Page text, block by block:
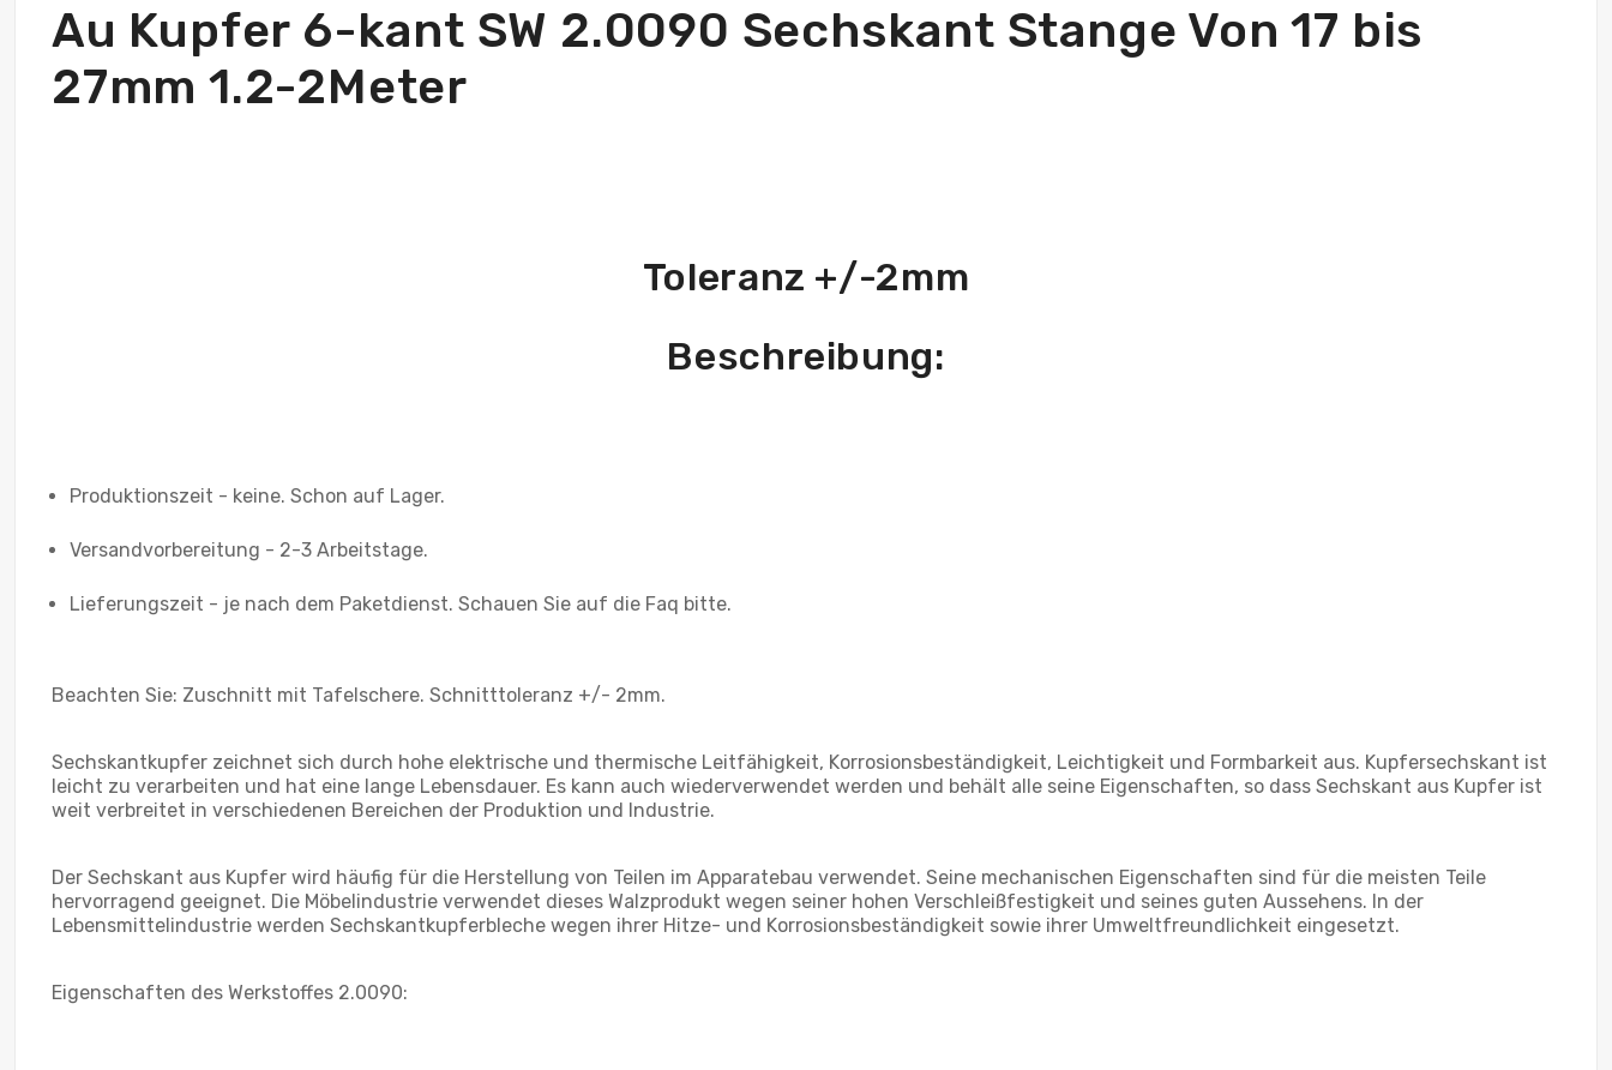
Au Kupfer 6-kant SW 2.0090 Sechskant Stange Von 17 bis
27mm 1.2-2Meter
Toleranz +/-2mm
Beschreibung:
Produktionszeit - keine. Schon auf Lager.
Versandvorbereitung - 2-3 Arbeitstage.
Lieferungszeit - je nach dem Paketdienst. Schauen Sie auf die Faq bitte.
Beachten Sie: Zuschnitt mit Tafelschere. Schnitttoleranz +/- 2mm.
Sechskantkupfer zeichnet sich durch hohe elektrische und thermische Leitfähigkeit, Korrosionsbeständigkeit, Leichtigkeit und Formbarkeit aus. Kupfersechskant ist
leicht zu verarbeiten und hat eine lange Lebensdauer. Es kann auch wiederverwendet werden und behält alle seine Eigenschaften, so dass Sechskant aus Kupfer ist
weit verbreitet in verschiedenen Bereichen der Produktion und Industrie.
Der Sechskant aus Kupfer wird häufig für die Herstellung von Teilen im Apparatebau verwendet. Seine mechanischen Eigenschaften sind für die meisten Teile
hervorragend geeignet. Die Möbelindustrie verwendet dieses Walzprodukt wegen seiner hohen Verschleißfestigkeit und seines guten Aussehens. In der
Lebensmittelindustrie werden Sechskantkupferbleche wegen ihrer Hitze- und Korrosionsbeständigkeit sowie ihrer Umweltfreundlichkeit eingesetzt.
Eigenschaften des Werkstoffes 2.0090: